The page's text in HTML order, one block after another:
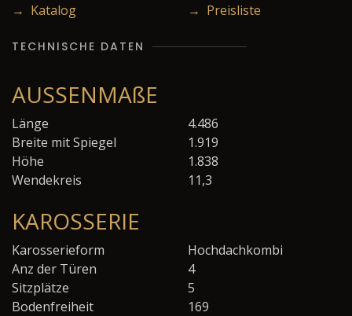
→ Katalog → Preisliste
TECHNISCHE DATEN
AUSSENMAßE
Länge
4.486
Breite mit Spiegel
1.919
Höhe
1.838
Wendekreis
11,3
KAROSSERIE
Karosserieform
Hochdachkombi
Anz der Türen
4
Sitzplätze
5
Bodenfreiheit
169